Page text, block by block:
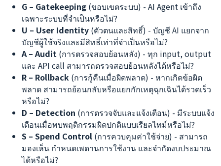
G – Gatekeeping (ขอบเขตระบบ) - AI Agent เข้าถึง
เฉพาะระบบที่จำเป็นหรือไม่?
U – User Identity (ตัวตนและสิทธิ์) - บัญชี AI แยกจาก
บัญชีผู้ใช้จริงและมีสิทธิ์เท่าที่จำเป็นหรือไม่?
A – Audit (การตรวจสอบย้อนหลัง) - ทุก input, output
และ API call สามารถตรวจสอบย้อนหลังได้หรือไม่?
R – Rollback (การกู้คืนเมื่อผิดพลาด) - หากเกิดข้อผิด
พลาด สามารถย้อนกลับหรือแยกกักเหตุฉุกเฉินได้รวดเร็ว
หรือไม่?
D – Detection (การตรวจจับและแจ้งเตือน) - มีระบบแจ้ง
เตือนเมื่อพบพฤติกรรมผิดปกติแบบเรียลไทม์หรือไม่?
S – Spend Control (การควบคุมค่าใช้จ่าย) - สามารถ
มองเห็น กำหนดเพดานการใช้งาน และจำกัดงบประมาณ
ได้หรือไม่?